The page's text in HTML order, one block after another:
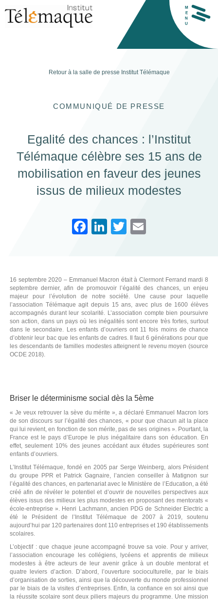
M
E
N
U
Retour à la salle de presse Institut Télémaque
COMMUNIQUÉ DE PRESSE
Egalité des chances : l’Institut
Télémaque célèbre ses 15 ans de
mobilisation en faveur des jeunes
issus de milieux modestes
F
e
b
o
o
k
Li
dI
n
T
er
16 septembre 2020 – Emmanuel Macron était à Clermont Ferrand mardi 8
septembre dernier, afin de promouvoir l’égalité des chances, un enjeu
majeur pour l’évolution de notre société. Une cause pour laquelle
l’association Télémaque agit depuis 15 ans, avec plus de 1600 élèves
accompagnés durant leur scolarité. L’association compte bien poursuivre
son action, dans un pays où les inégalités sont encore très fortes, surtout
dans le secondaire. Les enfants d’ouvriers ont 11 fois moins de chance
d’obtenir leur bac que les enfants de cadres. Il faut 6 générations pour que
les descendants de familles modestes atteignent le revenu moyen (source
OCDE 2018).
Briser le déterminisme social dès la 5ème
« Je veux retrouver la sève du mérite », a déclaré Emmanuel Macron lors
de son discours sur l’égalité des chances, « pour que chacun ait la place
qui lui revient, en fonction de son mérite, pas de ses origines ». Pourtant, la
France est le pays d’Europe le plus inégalitaire dans son éducation. En
effet, seulement 10% des jeunes accédant aux études supérieures sont
enfants d’ouvriers.
L’Institut Télémaque, fondé en 2005 par Serge Weinberg, alors Président
du groupe PPR et Patrick Gagnaire, l’ancien conseiller à Matignon sur
l’égalité des chances, en partenariat avec le Ministère de l’Education, a été
créé afin de révéler le potentiel et d’ouvrir de nouvelles perspectives aux
élèves issus des milieux les plus modestes en proposant des mentorats «
école-entreprise ». Henri Lachmann, ancien PDG de Schneider Electric a
été le Président de l’Institut Télémaque de 2007 à 2019, soutenu
aujourd’hui par 120 partenaires dont 110 entreprises et 190 établissements
scolaires.
L’objectif : que chaque jeune accompagné trouve sa voie. Pour y arriver,
l’association encourage les collégiens, lycéens et apprentis de milieux
modestes à être acteurs de leur avenir grâce à un double mentorat et
quatre leviers d’action. D’abord, l’ouverture socioculturelle, par le biais
d’organisation de sorties, ainsi que la découverte du monde professionnel
par le biais de la visites d’entreprises. Enfin, la confiance en soi ainsi que
la réussite scolaire sont deux piliers majeurs du programme. Une mission